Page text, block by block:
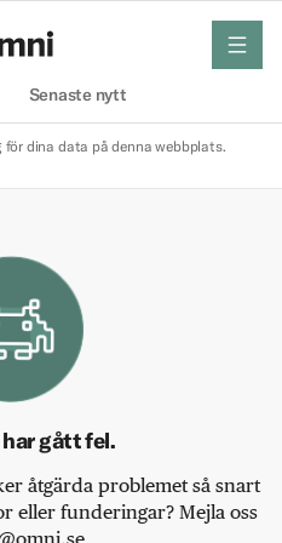
Senaste nytt
meny
för dina data på denna webbplats.
gått fel.
åtgärda problemet så snart
eller funderingar? Mejla oss